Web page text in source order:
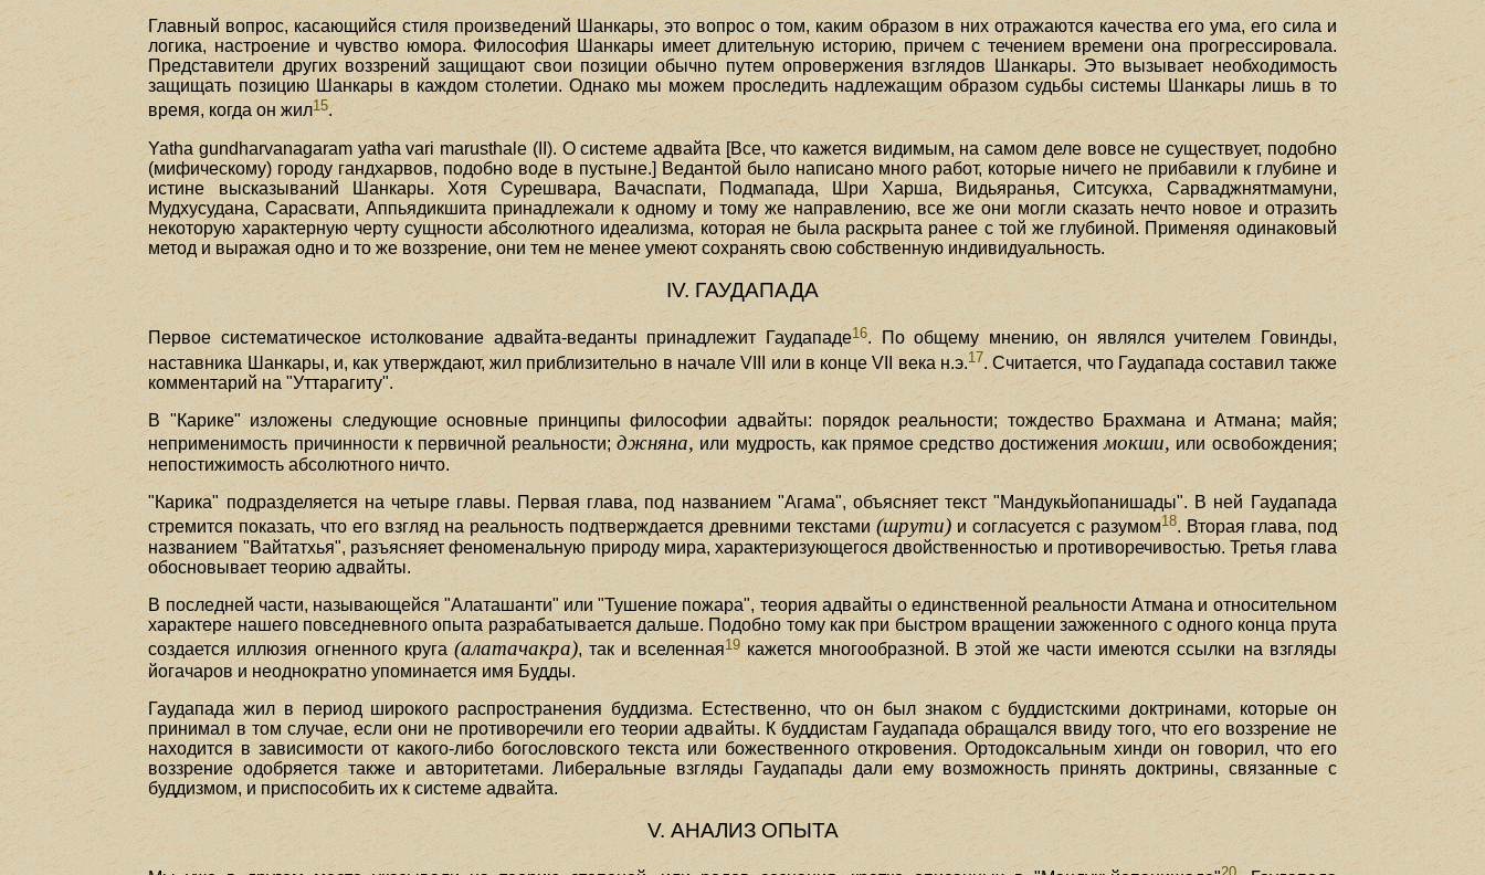
Главный вопрос, касающийся стиля произведений Шанкары, это вопрос о том, каким образом в них отражаются качества его ума, его сила и
логика, настроение и чувство юмора. Философия Шанкары имеет длительную историю, причем с течением времени она прогрессировала.
Представители других воззрений защищают свои позиции обычно путем опровержения взглядов Шанкары. Это вызывает необходимость
защищать позицию Шанкары в каждом столетии. Однако мы можем проследить надлежащим образом судьбы системы Шанкары лишь в то
время, когда он жил15.
Yatha gundharvanagaram yatha vari marusthale (II). О системе адвайта [Все, что кажется видимым, на самом деле вовсе не существует, подобно
(мифическому) городу гандхарвов, подобно воде в пустыне.] Ведантой было написано много работ, которые ничего не прибавили к глубине и
истине высказываний Шанкары. Хотя Сурешвара, Вачаспати, Подмапада, Шри Харша, Видьяранья, Ситсукха, Сарваджнятмамуни,
Мудхусудана, Сарасвати, Аппьядикшита принадлежали к одному и тому же направлению, все же они могли сказать нечто новое и отразить
некоторую характерную черту сущности абсолютного идеализма, которая не была раскрыта ранее с той же глубиной. Применяя одинаковый
метод и выражая одно и то же воззрение, они тем не менее умеют сохранять свою собственную индивидуальность.
IV. ГАУДАПАДА
Первое систематическое истолкование адвайта-веданты принадлежит Гаудападе16. По общему мнению, он являлся учителем Говинды,
наставника Шанкары, и, как утверждают, жил приблизительно в начале VIII или в конце VII века н.э.17. Считается, что Гаудапада составил также
комментарий на "Уттарагиту".
В "Карике" изложены следующие основные принципы философии адвайты: порядок реальности; тождество Брахмана и Атмана; майя;
неприменимость причинности к первичной реальности;джняна, или мудрость, как прямое средство достижениямокши, или освобождения;
непостижимость абсолютного ничто.
"Карика" подразделяется на четыре главы. Первая глава, под названием "Агама", объясняет текст "Мандукьйопанишады". В ней Гаудапада
стремится показать, что его взгляд на реальность подтверждается древними текстами(шрути)и согласуется с разумом18. Вторая глава, под
названием "Вайтатхья", разъясняет феноменальную природу мира, характеризующегося двойственностью и противоречивостью. Третья глава
обосновывает теорию адвайты.
В последней части, называющейся "Алаташанти" или "Тушение пожара", теория адвайты о единственной реальности Атмана и относительном
характере нашего повседневного опыта разрабатывается дальше. Подобно тому как при быстром вращении зажженного с одного конца прута
создается иллюзия огненного круга(алатачакра), так и вселенная19кажется многообразной. В этой же части имеются ссылки на взгляды
йогачаров и неоднократно упоминается имя Будды.
Гаудапада жил в период широкого распространения буддизма. Естественно, что он был знаком с буддистскими доктринами, которые он
принимал в том случае, если они не противоречили его теории адвайты. К буддистам Гаудапада обращался ввиду того, что его воззрение не
находится в зависимости от какого-либо богословского текста или божественного откровения. Ортодоксальным хинди он говорил, что его
воззрение одобряется также и авторитетами. Либеральные взгляды Гаудапады дали ему возможность принять доктрины, связанные с
буддизмом, и приспособить их к системе адвайта.
V. АНАЛИЗ ОПЫТА